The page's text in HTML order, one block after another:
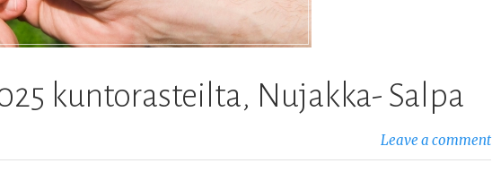
kuntorasteilta, Nujakka- Salpa
Leave a comment